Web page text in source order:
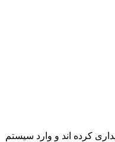
کرده اند و وارد سیستم